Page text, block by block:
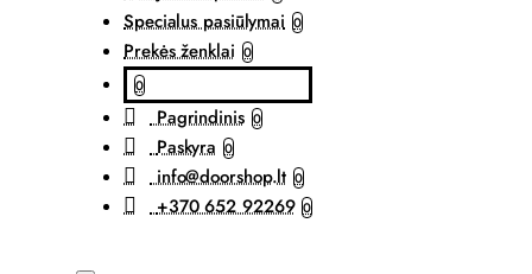
Specialus pasiūlymai 0
Prekės ženklai 0
0
Pagrindinis 0
Paskyra 0
info@doorshop.lt 0
+370 652 92269 0